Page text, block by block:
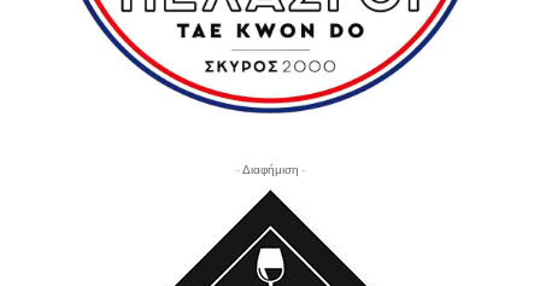
- Διαφήμιση -